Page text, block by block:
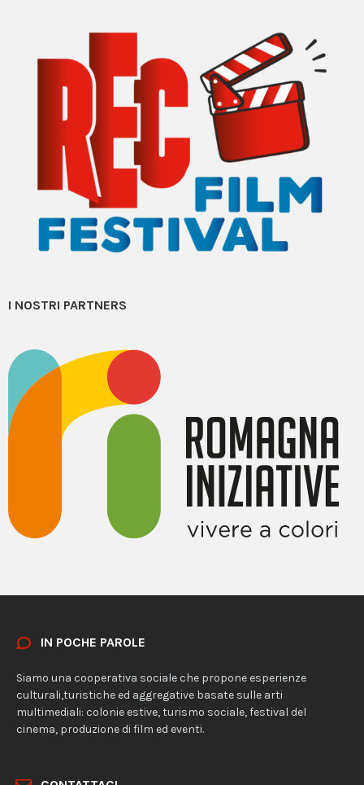
I NOSTRI PARTNERS
IN POCHE PAROLE
Siamo una cooperativa sociale che propone esperienze
culturali,turistiche ed aggregative basate sulle arti
multimediali: colonie estive, turismo sociale, festival del
cinema, produzione di film ed eventi.